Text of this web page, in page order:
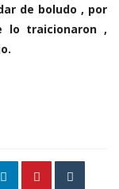
de boludo , por
lo traicionaron ,